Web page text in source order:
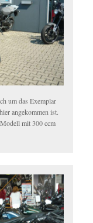
um das Exemplar
angekommen ist.
mit 300 ccm